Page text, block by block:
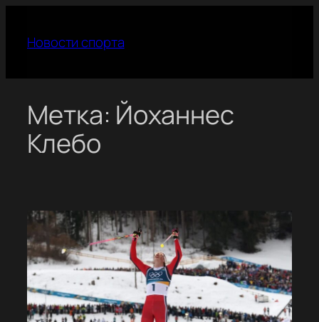
содержимому
Новости спорта
Метка: Йоханнес
Клебо